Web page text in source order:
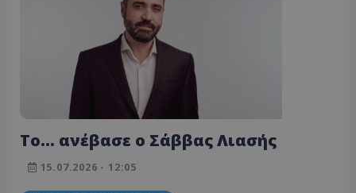
Το... ανέβασε ο Σάββας Λιασής
15.07.2026 - 12:05